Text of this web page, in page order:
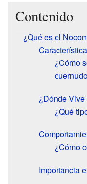
Contenido
¿Qué es el
¿Cómo
¿Dónde
¿Qué
¿Cómo
Importancia